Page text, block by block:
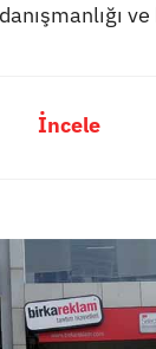
İncele